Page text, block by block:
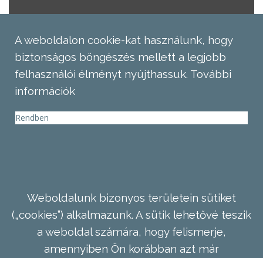
A weboldalon cookie-kat használunk, hogy
biztonságos böngészés mellett a legjobb
felhasználói élményt nyújthassuk. További
információk
Rendben
Weboldalunk bizonyos területein sütiket
(„cookies”) alkalmazunk. A sütik lehetővé teszik
a weboldal számára, hogy felismerje,
amennyiben Ön korábban azt már